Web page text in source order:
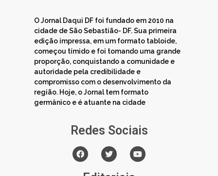
O Jornal Daqui DF foi fundado em 2010 na
cidade de São Sebastião- DF. Sua primeira
edição impressa, em um formato tabloide,
começou tímido e foi tomando uma grande
proporção, conquistando a comunidade e
autoridade pela credibilidade e
compromisso com o desenvolvimento da
região. Hoje, o Jornal tem formato
germânico e é atuante na cidade
Redes Sociais